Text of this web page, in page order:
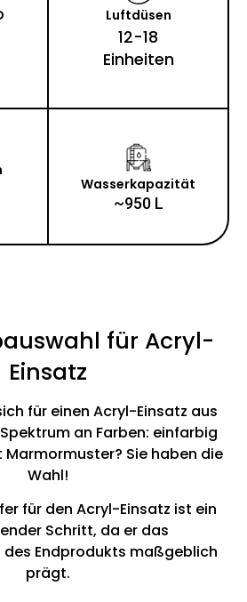
Luftdüsen
12-18
Einheiten
Wasserkapazität
~950 L
für Acryl-
Einsatz
für einen Acryl-Einsatz aus
an Farben: einfarbig
Sie haben die
Wahl!
für den Acryl-Einsatz ist ein
Schritt, da er das
des Endprodukts maßgeblich
prägt.